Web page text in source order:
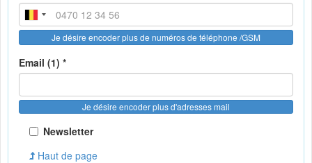
Je désire encoder plus de numéros de téléphone /GSM
Email (1) *
Je désire encoder plus d'adresses mail
Newsletter
Haut de page